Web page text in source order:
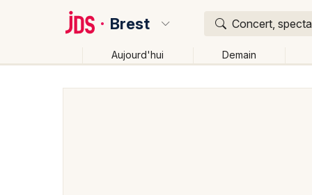
Brest Concert,
Aujourd'hui Demain